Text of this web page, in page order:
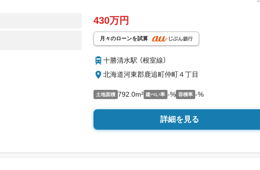
430万円
月々のローンを試算
十勝清水駅 （根室線）
北海道河東郡鹿追町仲町４丁目
土地面積 792.0m² 建ぺい率 -% 容積率 -%
詳細を見る